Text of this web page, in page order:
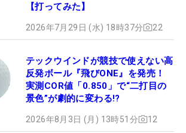
【打ってみた】
2026年7月29日 (水) 18時37分 22
テックウインドが競技で使えない高
反発ボール『飛びONE』を発売！
実測COR値「0.850」で“二打目の
景色”が劇的に変わる!?
2026年8月3日 (月) 13時51分 12